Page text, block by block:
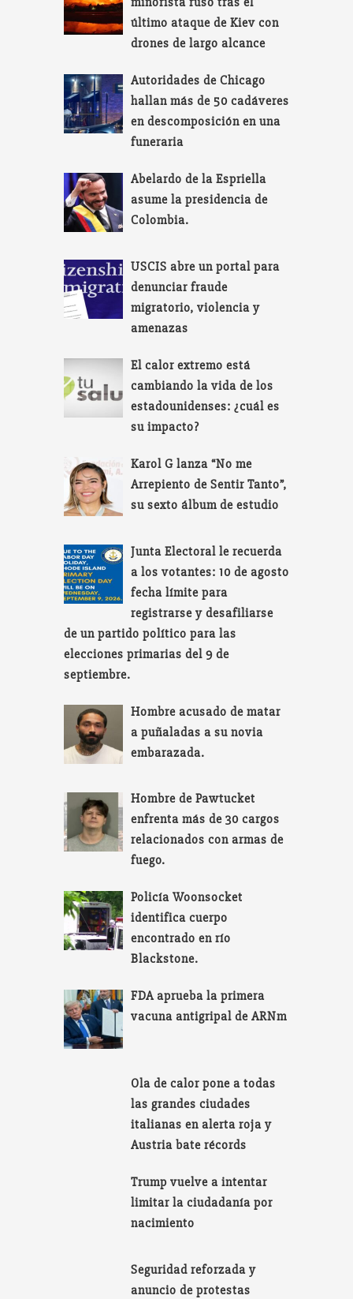
último ataque de Kiev con
drones de largo alcance
Autoridades de Chicago
hallan más de 50 cadáveres
en descomposición en una
funeraria
Abelardo de la Espriella
asume la presidencia de
Colombia.
USCIS abre un portal para
denunciar fraude
migratorio, violencia y
amenazas
El calor extremo está
cambiando la vida de los
estadounidenses: ¿cuál es
su impacto?
Karol G lanza “No me
Arrepiento de Sentir Tanto”,
su sexto álbum de estudio
Junta Electoral le recuerda
a los votantes: 10 de agosto
fecha límite para
registrarse y desafiliarse
de un partido político para las
elecciones primarias del 9 de
septiembre.
Hombre acusado de matar
a puñaladas a su novia
embarazada.
Hombre de Pawtucket
enfrenta más de 30 cargos
relacionados con armas de
fuego.
Policía Woonsocket
identifica cuerpo
encontrado en río
Blackstone.
FDA aprueba la primera
vacuna antigripal de ARNm
Ola de calor pone a todas
las grandes ciudades
italianas en alerta roja y
Austria bate récords
Trump vuelve a intentar
limitar la ciudadanía por
nacimiento
Seguridad reforzada y
anuncio de protestas